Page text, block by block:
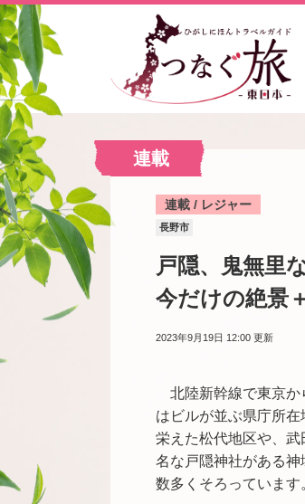
連載
連載 / レジャー
長野市
戸隠、鬼無里
今だけの絶景
2023年9月19日 12:00 更新
北陸新幹線で東京か
はビルが並ぶ県庁所
栄えた松代地区や、
名な戸隠神社がある
数多くそろっています